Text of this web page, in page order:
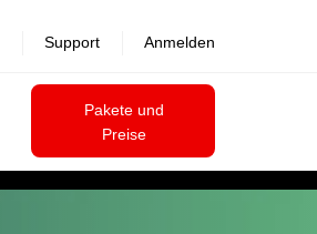
Pakete und
Preise
Support Anmelden